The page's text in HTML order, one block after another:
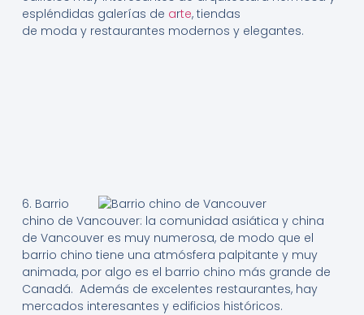
espléndidas galerías de arte, tiendas
de moda y restaurantes modernos y elegantes.
6. Barrio
chino de Vancouver: la comunidad asiática y china
de Vancouver es muy numerosa, de modo que el
barrio chino tiene una atmósfera palpitante y muy
animada, por algo es el barrio chino más grande de
Canadá. Además de excelentes restaurantes, hay
mercados interesantes y edificios históricos.